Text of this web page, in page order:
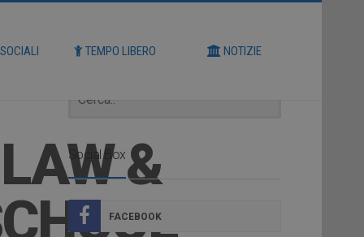
TEMPO LIBERO NOTIZIE
&
Social Box
FACEBOOK